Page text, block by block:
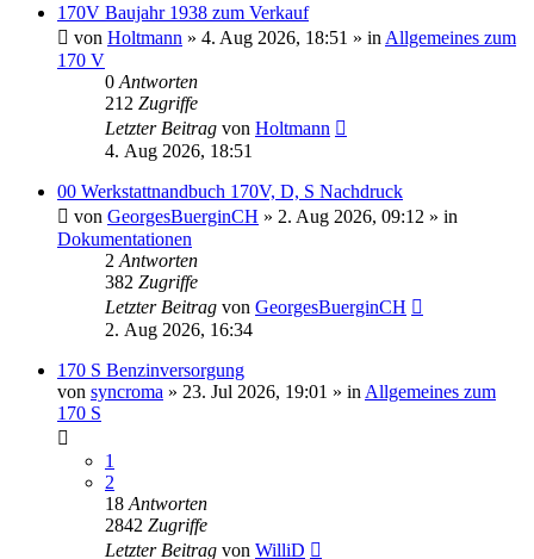
170V Baujahr 1938 zum Verkauf
von Holtmann » 4. Aug 2026, 18:51 » in Allgemeines zum
170 V
0 Antworten
212 Zugriffe
Letzter Beitrag von Holtmann
4. Aug 2026, 18:51
00 Werkstattnandbuch 170V, D, S Nachdruck
von GeorgesBuerginCH » 2. Aug 2026, 09:12 » in
Dokumentationen
2 Antworten
382 Zugriffe
Letzter Beitrag von GeorgesBuerginCH
2. Aug 2026, 16:34
170 S Benzinversorgung
von syncroma » 23. Jul 2026, 19:01 » in Allgemeines zum
170 S
1
2
18 Antworten
2842 Zugriffe
Letzter Beitrag von WilliD